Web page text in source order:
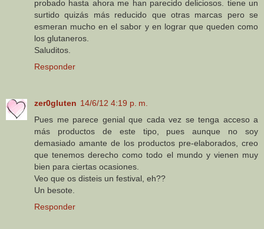
probado hasta ahora me han parecido deliciosos. tiene un
surtido quizás más reducido que otras marcas pero se
esmeran mucho en el sabor y en lograr que queden como
los glutaneros.
Saluditos.
Responder
zer0gluten 14/6/12 4:19 p. m.
Pues me parece genial que cada vez se tenga acceso a
más productos de este tipo, pues aunque no soy
demasiado amante de los productos pre-elaborados, creo
que tenemos derecho como todo el mundo y vienen muy
bien para ciertas ocasiones.
Veo que os disteis un festival, eh??
Un besote.
Responder